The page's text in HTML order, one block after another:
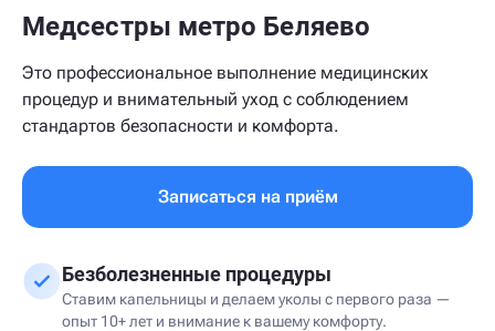
Медсестры метро Беляево
Это профессиональное выполнение медицинских
процедур и внимательный уход с соблюдением
стандартов безопасности и комфорта.
Записаться на приём
Безболезненные процедуры
Ставим капельницы и делаем уколы с первого раза —
опыт 10+ лет и внимание к вашему комфорту.